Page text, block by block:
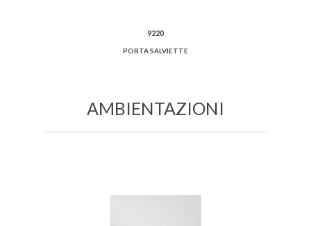
9220
PORTA SALVIETTE
AMBIENTAZIONI